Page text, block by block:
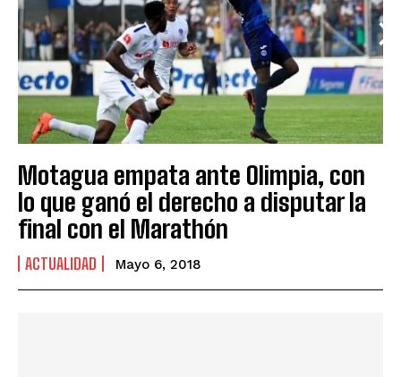
Motagua empata ante Olimpia, con
lo que ganó el derecho a disputar la
final con el Marathón
ACTUALIDAD Mayo 6, 2018